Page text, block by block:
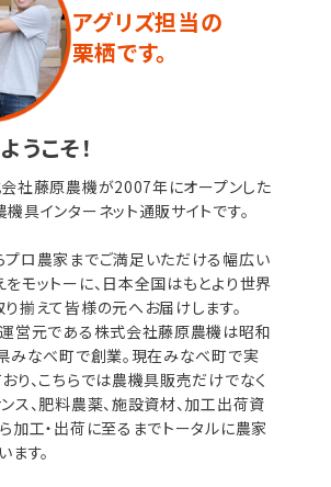
アグリズ担当の
栗栖です。
うこそ！
社藤原農機が2007年にオープンした
具インターネット通販サイトです。
プロ農家までご満足いただける幅広い
モットーに、日本全国はもとより世界
揃えて皆様の元へお届けします。
運営元である株式会社藤原農機は昭和
みなべ町で創業。現在みなべ町で実
り、こちらでは農機具販売だけでなく
ス、肥料農薬、施設資材、加工出荷資
加工・出荷に至るまでトータルに農家
ます。